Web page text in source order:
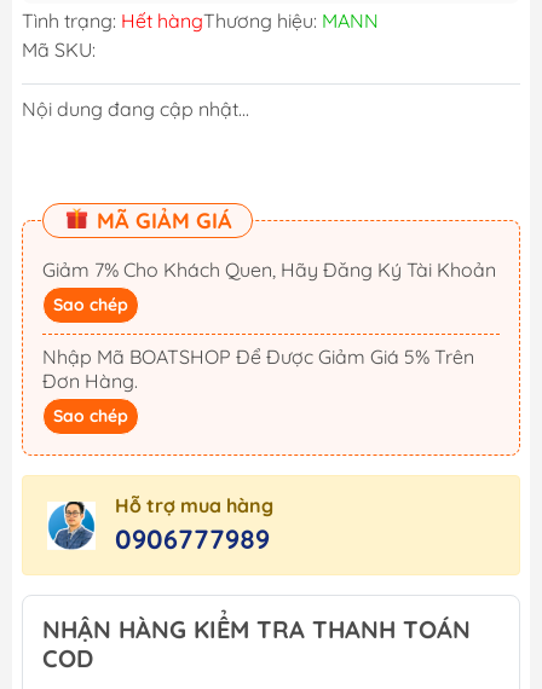
Tình trạng: Hết hàngThương hiệu: MANN
Mã SKU:
Nội dung đang cập nhật...
MÃ GIẢM GIÁ
Giảm 7% Cho Khách Quen, Hãy Đăng Ký Tài Khoản
Sao chép
Nhập Mã BOATSHOP Để Được Giảm Giá 5% Trên
Đơn Hàng.
Sao chép
Hỗ trợ mua hàng
0906777989
NHẬN HÀNG KIỂM TRA THANH TOÁN
COD